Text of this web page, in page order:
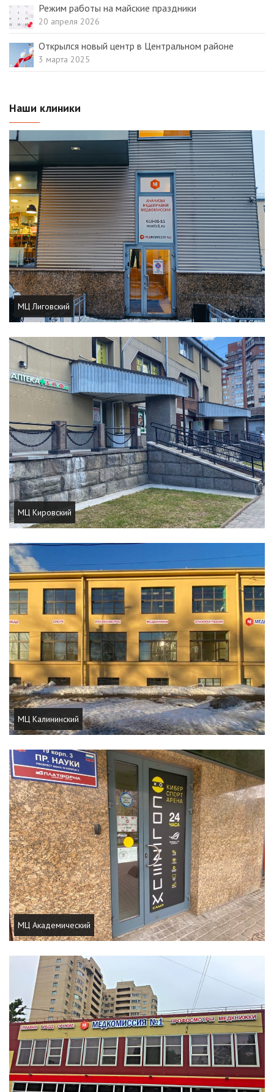
Режим работы на майские праздники
20 апреля 2026
Открылся новый центр в Центральном районе
3 марта 2025
Наши клиники
МЦ Лиговский
МЦ Кировский
МЦ Калининский
МЦ Академический